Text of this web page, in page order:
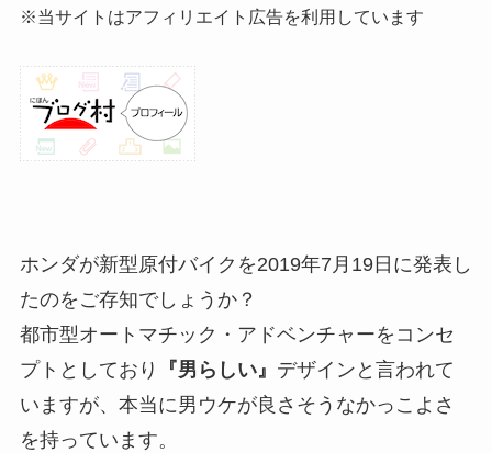
※当サイトはアフィリエイト広告を利用しています
ホンダが新型原付バイクを2019年7月19日に発表し
たのをご存知でしょうか？
都市型オートマチック・アドベンチャーをコンセ
プトとしており
『男らしい』 デザインと言われて
いますが、本当に男ウケが良さそうなかっこよさ
を持っています。